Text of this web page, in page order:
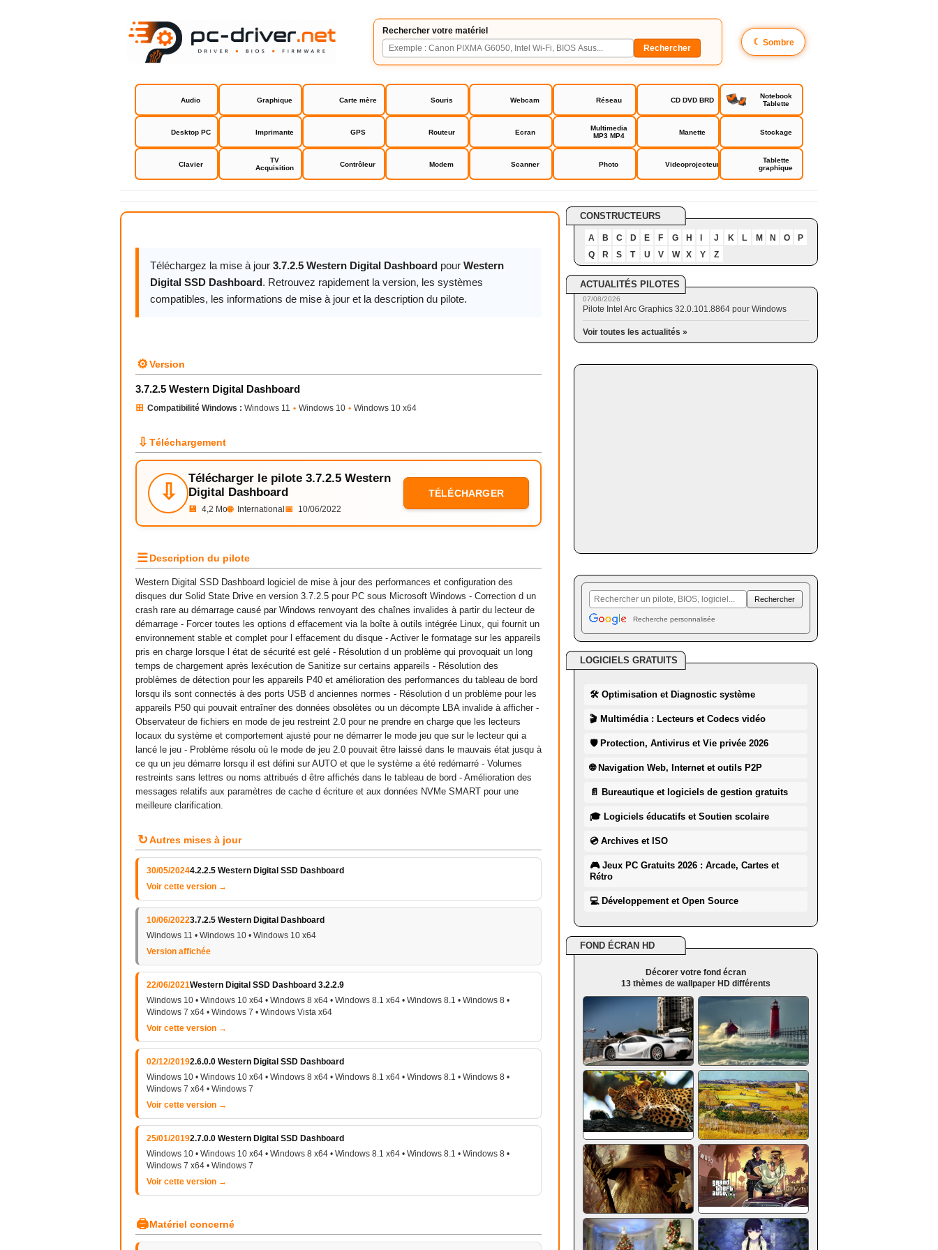
Rechercher votre matériel
☾ Sombre
Audio Graphique Carte mère Souris Webcam Réseau CD DVD BRD
Notebook
Tablette
Desktop PC Imprimante GPS Routeur Ecran
Multimedia
MP3 MP4
Manette Stockage
Clavier
TV
Acquisition
Contrôleur Modem Scanner Photo Videoprojecteur
Tablette
graphique
Western Digital SSD Dashboard
Téléchargez la mise à jour 3.7.2.5 Western Digital Dashboard pour Western
Digital SSD Dashboard. Retrouvez rapidement la version, les systèmes
compatibles, les informations de mise à jour et la description du pilote.
⚙Version
3.7.2.5 Western Digital Dashboard
⊞ Compatibilité Windows : Windows 11 • Windows 10 • Windows 10 x64
⇩ Téléchargement
⇩
Télécharger le pilote 3.7.2.5 Western
Digital Dashboard
💾 4,2 Mo🌐 International 📅 10/06/2022
TÉLÉCHARGER
☰Description du pilote
Western Digital SSD Dashboard logiciel de mise à jour des performances et configuration des
disques dur Solid State Drive en version 3.7.2.5 pour PC sous Microsoft Windows - Correction d un
crash rare au démarrage causé par Windows renvoyant des chaînes invalides à partir du lecteur de
démarrage - Forcer toutes les options d effacement via la boîte à outils intégrée Linux, qui fournit un
environnement stable et complet pour l effacement du disque - Activer le formatage sur les appareils
pris en charge lorsque l état de sécurité est gelé - Résolution d un problème qui provoquait un long
temps de chargement après lexécution de Sanitize sur certains appareils - Résolution des
problèmes de détection pour les appareils P40 et amélioration des performances du tableau de bord
lorsqu ils sont connectés à des ports USB d anciennes normes - Résolution d un problème pour les
appareils P50 qui pouvait entraîner des données obsolètes ou un décompte LBA invalide à afficher -
Observateur de fichiers en mode de jeu restreint 2.0 pour ne prendre en charge que les lecteurs
locaux du système et comportement ajusté pour ne démarrer le mode jeu que sur le lecteur qui a
lancé le jeu - Problème résolu où le mode de jeu 2.0 pouvait être laissé dans le mauvais état jusqu à
ce qu un jeu démarre lorsqu il est défini sur AUTO et que le système a été redémarré - Volumes
restreints sans lettres ou noms attribués d être affichés dans le tableau de bord - Amélioration des
messages relatifs aux paramètres de cache d écriture et aux données NVMe SMART pour une
meilleure clarification.
↻Autres mises à jour
30/05/20244.2.2.5 Western Digital SSD Dashboard
Voir cette version →
10/06/20223.7.2.5 Western Digital Dashboard
Windows 11 • Windows 10 • Windows 10 x64
Version affichée
22/06/2021Western Digital SSD Dashboard 3.2.2.9
Windows 10 • Windows 10 x64 • Windows 8 x64 • Windows 8.1 x64 • Windows 8.1 • Windows 8 •
Windows 7 x64 • Windows 7 • Windows Vista x64
Voir cette version →
02/12/20192.6.0.0 Western Digital SSD Dashboard
Windows 10 • Windows 10 x64 • Windows 8 x64 • Windows 8.1 x64 • Windows 8.1 • Windows 8 •
Windows 7 x64 • Windows 7
Voir cette version →
25/01/20192.7.0.0 Western Digital SSD Dashboard
Windows 10 • Windows 10 x64 • Windows 8 x64 • Windows 8.1 x64 • Windows 8.1 • Windows 8 •
Windows 7 x64 • Windows 7
Voir cette version →
🖨Matériel concerné
CONSTRUCTEURS
A B C D E F G H J K L M N O
P
Q
R S T U V W X Y Z
ACTUALITÉS PILOTES
07/08/2026
Pilote Intel Arc Graphics 32.0.101.8864 pour Windows
Voir toutes les actualités »
Recherche personnalisée
LOGICIELS GRATUITS
🛠 Optimisation et Diagnostic système
🎬 Multimédia : Lecteurs et Codecs vidéo
🛡 Protection, Antivirus et Vie privée 2026
🌐 Navigation Web, Internet et outils P2P
📄 Bureautique et logiciels de gestion gratuits
🎓 Logiciels éducatifs et Soutien scolaire
💿 Archives et ISO
🎮 Jeux PC Gratuits 2026 : Arcade, Cartes et
Rétro
💻 Développement et Open Source
FOND ÉCRAN HD
Décorer votre fond écran
13 thèmes de wallpaper HD différents